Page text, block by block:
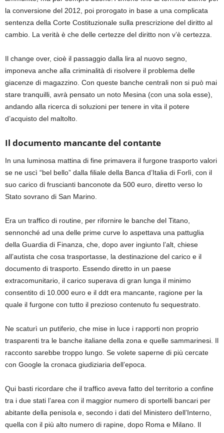
la conversione del 2012, poi prorogato in base a una complicata
sentenza della Corte Costituzionale sulla prescrizione del diritto al
cambio. La verità è che delle certezze del diritto non v’è certezza.
Il change over, cioè il passaggio dalla lira al nuovo segno,
imponeva anche alla criminalità di risolvere il problema delle
giacenze di magazzino. Con queste banche centrali non si può mai
stare tranquilli, avrà pensato un noto Mesina (con una sola esse),
andando alla ricerca di soluzioni per tenere in vita il potere
d’acquisto del maltolto.
Il documento mancante del contante
In una luminosa mattina di fine primavera il furgone trasporto valori
se ne uscì “bel bello” dalla filiale della Banca d’Italia di Forlì, con il
suo carico di fruscianti banconote da 500 euro, diretto verso lo
Stato sovrano di San Marino.
Era un traffico di routine, per rifornire le banche del Titano,
sennonché ad una delle prime curve lo aspettava una pattuglia
della Guardia di Finanza, che, dopo aver ingiunto l’alt, chiese
all’autista che cosa trasportasse, la destinazione del carico e il
documento di trasporto. Essendo diretto in un paese
extracomunitario, il carico superava di gran lunga il minimo
consentito di 10.000 euro e il ddt era mancante, ragione per la
quale il furgone con tutto il prezioso contenuto fu sequestrato.
Ne scaturì un putiferio, che mise in luce i rapporti non proprio
trasparenti tra le banche italiane della zona e quelle sammarinesi. Il
racconto sarebbe troppo lungo. Se volete saperne di più cercate
con Google la cronaca giudiziaria dell’epoca.
Qui basti ricordare che il traffico aveva fatto del territorio a confine
tra i due stati l’area con il maggior numero di sportelli bancari per
abitante della penisola e, secondo i dati del Ministero dell’Interno,
quella con il più alto numero di rapine, dopo Roma e Milano. Il